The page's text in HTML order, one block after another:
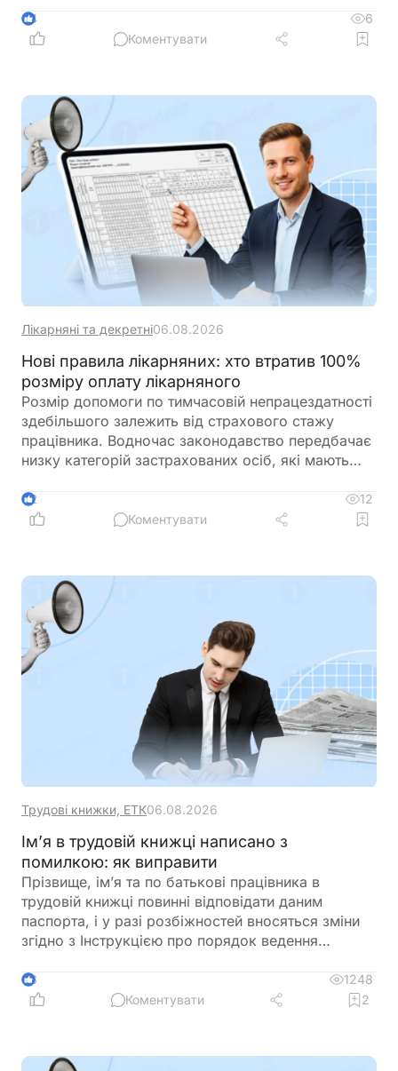
4
6
Коментувати
Лікарняні та декретні06.08.2026
Нові правила лікарняних: хто втратив 100%
розміру оплату лікарняного
Розмір допомоги по тимчасовій непрацездатності
здебільшого залежить від страхового стажу
працівника. Водночас законодавство передбачає
низку категорій застрахованих осіб, які мають
середньої заробітної плати незалежно від
тривалості страхового стажу. До них належать,
особи та працівники резидентів Дія.City.
Пенсійний фонд також звернув увагу на зміни
щодо донорів крові та нагадав про правильне
заповнення заяви-розрахунку для фінансування
страхових виплат
2
12
Коментувати
Трудові книжки, ЕТК06.08.2026
Ім’я в трудовій книжці написано з
помилкою: як виправити
Прізвище, ім’я та по батькові працівника в
трудовій книжці повинні відповідати даним
паспорта, і у разі розбіжностей вносяться зміни
згідно з Інструкцією про порядок ведення
уникнути проблем та питань під час оформлення
пенсії
3
1248
Коментувати
2